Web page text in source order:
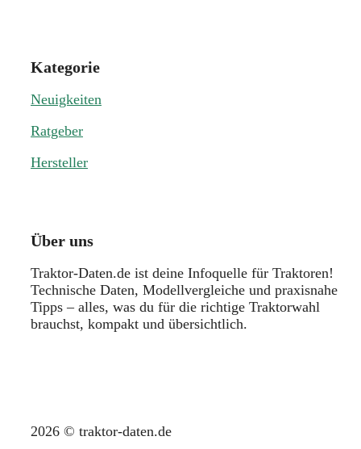
Kategorie
Neuigkeiten
Ratgeber
Hersteller
Über uns
Traktor-Daten.de ist deine Infoquelle für Traktoren!
Technische Daten, Modellvergleiche und praxisnahe
Tipps – alles, was du für die richtige Traktorwahl
brauchst, kompakt und übersichtlich.
2026 © traktor-daten.de